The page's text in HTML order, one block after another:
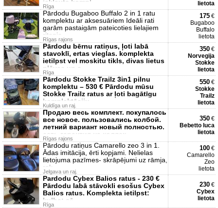
iekļauts kompl
Rīga
lietota
Pārdodu Bugaboo Buffalo 2 in 1 ratu
komplektu ar aksesuāriem Ideāli rati
garām pastaigām pateicoties lielajiem
riteņie
Rīgas rajons
175 €
Bugaboo
Buffalo
lietota
Pārdodu bērnu ratiņus, ļoti labā
stavoklī, ertas vieglas. komplekta
ietilpst vel moskitu tikls, divas lietus
plēves un s
Rīga
350 €
Norvegija
Stokke
lietota
Pārdodu Stokke Trailz 3in1 pilnu
komplektu – 530 € Pārdodu mūsu
Stokke Trailz ratus ar ļoti bagātīgu
komplektāciju.
Kuldīga un raj.
550 €
Stokke
Trailz
lietota
Продаю весь комплект. покупалось
все новое. пользовались колбой.
летний вариант новый полностью.
есть гарантия на коляск
Rīgas rajons
350 €
Bebetto luca
lietota
Pārdodu ratiņus Camarello zeo 3 in 1.
Ādas imitācija, ērti kopjami. Nelielas
lietojuma pazīmes- skrāpējumi uz rāmja,
rok
Jelgava un raj.
100 €
Camarello
Zeo
lietota
Pardodu Cybex Balios ratus - 230 €
Pārdodu labā stāvokli esošus Cybex
Balios ratus. Komplekta ietilpst:
kulba; sē
Rīga
230 €
Cybex
lietota